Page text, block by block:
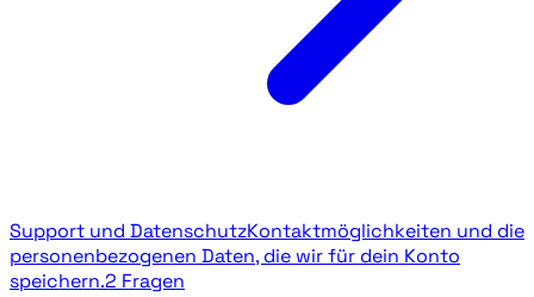
Support und DatenschutzKontaktmöglichkeiten und die
personenbezogenen Daten, die wir für dein Konto
speichern.2 Fragen